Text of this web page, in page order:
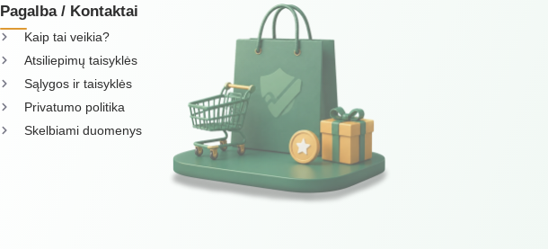
Pagalba / Kontaktai
Kaip tai veikia?
Atsiliepimų taisyklės
Sąlygos ir taisyklės
Privatumo politika
Skelbiami duomenys